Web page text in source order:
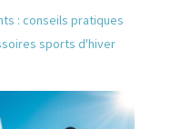
: conseils pratiques
sports d'hiver